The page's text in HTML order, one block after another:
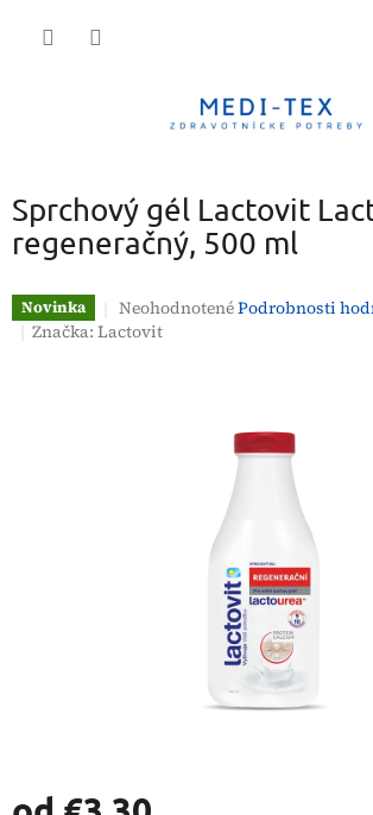
Sprchový gél Lactovit
regeneračný, 500 ml
Novinka
Priemerné
hodnotenie
NeohodnotenéPodrobnosti
Značka:Lactovit